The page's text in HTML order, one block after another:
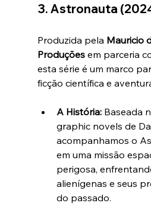
3. Astronauta
Produzida pela Mauricio
Produções em parceria
esta série é um marco
ficção científica e
A História: Baseada
graphic novels de
acompanhamos o
em uma missão
perigosa,
alienígenas e seus
do passado.